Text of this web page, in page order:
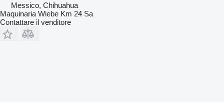
Messico, Chihuahua
Maquinaria Wiebe Km 24 Sa
Contattare il venditore